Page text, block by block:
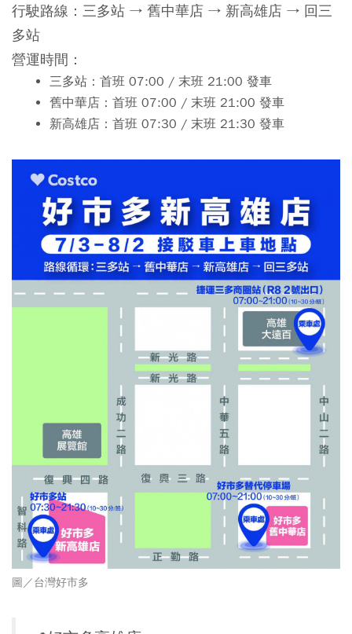
行駛路線：三多站 → 舊中華店 → 新高雄店 → 回三
多站
營運時間：
三多站：首班 07:00 / 末班 21:00 發車
舊中華店：首班 07:00 / 末班 21:00 發車
新高雄店：首班 07:30 / 末班 21:30 發車
圖／台灣好市多